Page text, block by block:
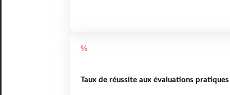
%
Taux de réussite aux évaluations pratiques